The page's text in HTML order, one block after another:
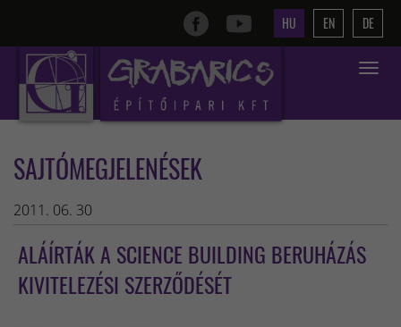
HU EN DE
Toggle
SAJTÓMEGJELENÉSEK
2011. 06. 30
ALÁÍRTÁK A SCIENCE BUILDING BERUHÁZÁS
KIVITELEZÉSI SZERZŐDÉSÉT